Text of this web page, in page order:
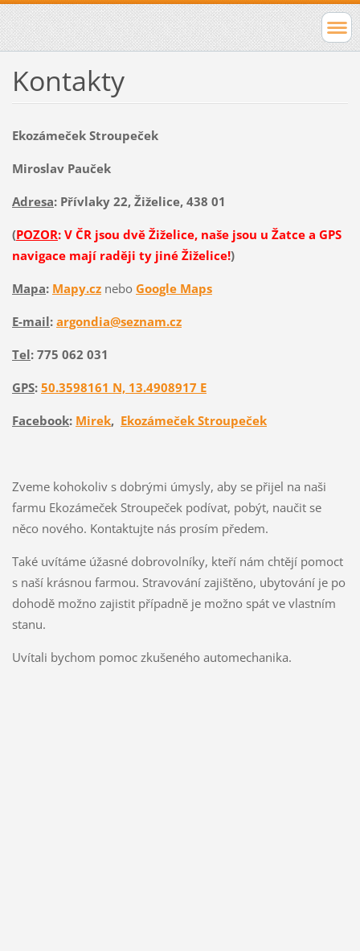
Kontakty
Ekozámeček Stroupeček
Miroslav Pauček
Adresa: Přívlaky 22, Žiželice, 438 01
(POZOR: V ČR jsou dvě Žiželice, naše jsou u Žatce a GPS
navigace mají raději ty jiné Žiželice!)
Mapa: Mapy.cznebo Google Maps
E-mail: argondia@seznam.cz
Tel: 775 062 031
GPS: 50.3598161 N, 13.4908917 E
Facebook: Mirek, Ekozámeček Stroupeček
Zveme kohokoliv s dobrými úmysly, aby se přijel na naši
farmu Ekozámeček Stroupeček podívat, pobýt, naučit se
něco nového. Kontaktujte nás prosím předem.
Také uvítáme úžasné dobrovolníky, kteří nám chtějí pomoct
s naší krásnou farmou. Stravování zajištěno, ubytování je po
dohodě možno zajistit případně je možno spát ve vlastním
stanu.
Uvítali bychom pomoc zkušeného automechanika.